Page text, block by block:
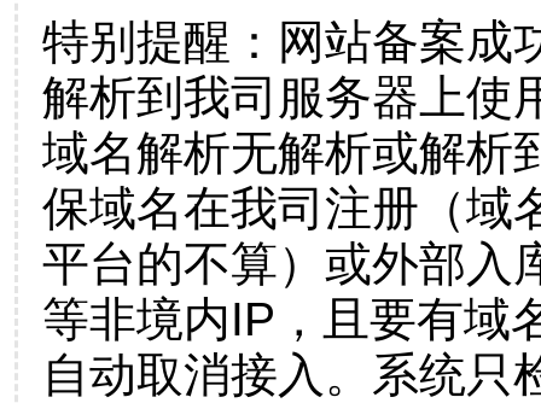
特别提醒：网站备案成
解析到我司服务器上使
域名解析无解析或解析
保域名在我司注册（域
平台的不算）或外部入
等非境内IP，且要有域
自动取消接入。系统只